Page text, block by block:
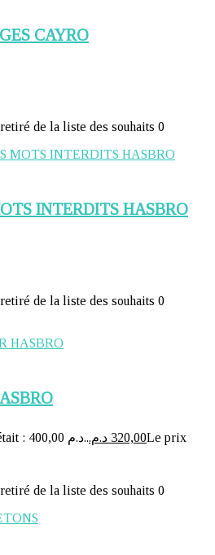
CAYRO
de la liste des souhaits 0
INTERDITS HASBRO
de la liste des souhaits 0
Le prix initial était : 400,00 د.م.. 320,00 د.م.
Le prix
de la liste des souhaits 0